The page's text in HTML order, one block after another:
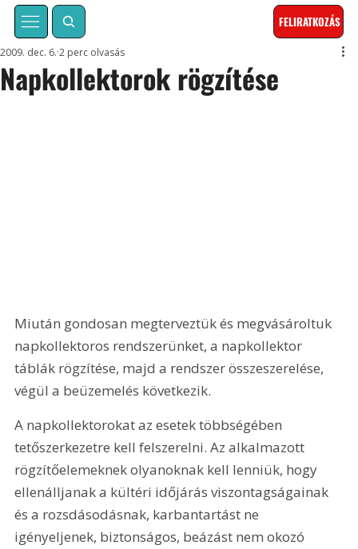
FELIRATKOZÁS
Napkollektorok rögzítése
2009. dec. 6. 2 perc olvasás
Miután gondosan megterveztük és megvásároltuk
napkollektoros rendszerünket, a napkollektor
táblák rögzítése, majd a rendszer összeszerelése,
végül a beüzemelés következik.
A napkollektorokat az esetek többségében
tetőszerkezetre kell felszerelni. Az alkalmazott
rögzítőelemeknek olyanoknak kell lenniük, hogy
ellenálljanak a kültéri időjárás viszontagságainak
és a rozsdásodásnak, karbantartást ne
igényeljenek, biztonságos, beázást nem okozó